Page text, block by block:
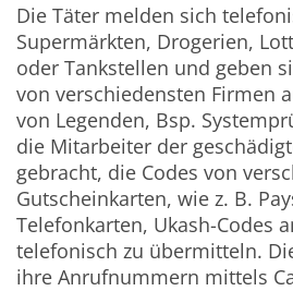
Die Täter melden sich
Supermärkten, Drogerien,
oder Tankstellen und geben
von verschiedensten Firmen
von Legenden, Bsp.
die Mitarbeiter der
gebracht, die Codes von
Gutscheinkarten, wie z. B.
Telefonkarten, Ukash-Codes
telefonisch zu übermitteln.
ihre Anrufnummern mittels